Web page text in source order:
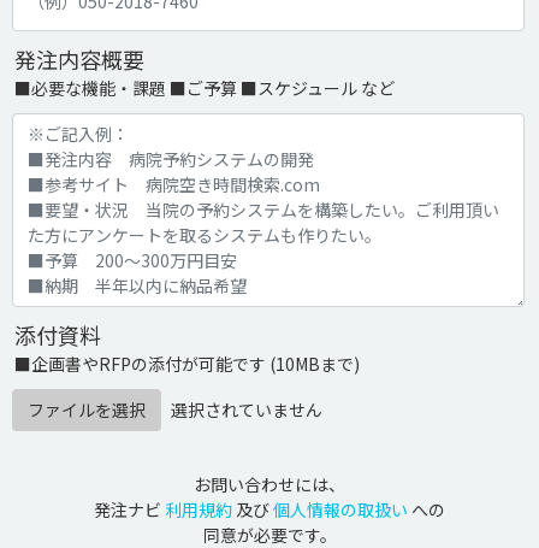
発注内容概要
■必要な機能・課題 ■ご予算 ■スケジュール など
添付資料
■企画書やRFPの添付が可能です (10MBまで)
ファイルを選択
選択されていません
お問い合わせには、
発注ナビ 利用規約 及び個人情報の取扱い への
同意が必要です。